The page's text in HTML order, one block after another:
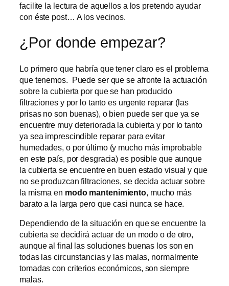
facilite la lectura de aquellos a los pretendo ayudar
con éste post… A los vecinos.
¿Por donde empezar?
Lo primero que habría que tener claro es el problema
que tenemos. Puede ser que se afronte la actuación
sobre la cubierta por que se han producido
filtraciones y por lo tanto es urgente reparar (las
prisas no son buenas), o bien puede ser que ya se
encuentre muy deteriorada la cubierta y por lo tanto
ya sea imprescindible reparar para evitar
humedades, o por último (y mucho más improbable
en este país, por desgracia) es posible que aunque
la cubierta se encuentre en buen estado visual y que
no se produzcan filtraciones, se decida actuar sobre
la misma en modo mantenimiento, mucho más
barato a la larga pero que casi nunca se hace.
Dependiendo de la situación en que se encuentre la
cubierta se decidirá actuar de un modo o de otro,
aunque al final las soluciones buenas los son en
todas las circunstancias y las malas, normalmente
tomadas con criterios económicos, son siempre
malas.